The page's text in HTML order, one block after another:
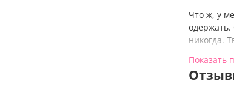
Что ж, у
никогда.
Делон и
Показать